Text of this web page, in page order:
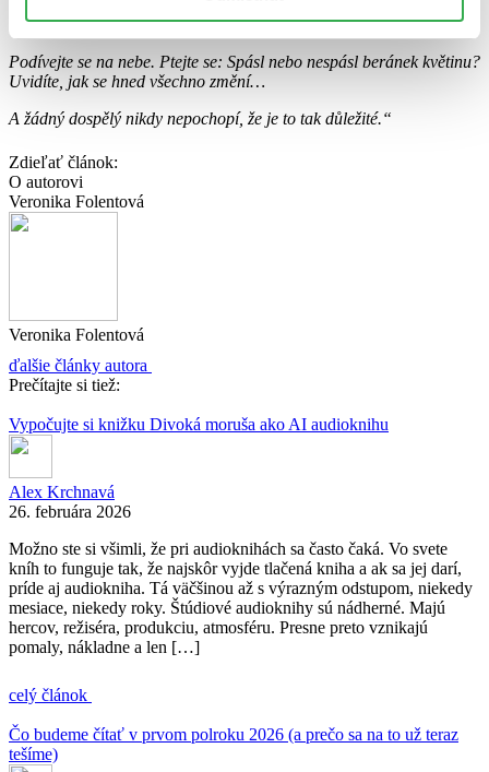
vás, kteří máte malého prince rádi, nebude vesmír stejný, jestliže
někde nějaký beránek, kterého neznáme, spásl, nebo nespásl růži…
Podívejte se na nebe. Ptejte se: Spásl nebo nespásl beránek květinu?
Uvidíte, jak se hned všechno změní…
A žádný dospělý nikdy nepochopí, že je to tak důležité.“
Zdieľať článok:
O autorovi
Veronika Folentová
Veronika Folentová
ďalšie články autora
Prečítajte si tiež:
Vypočujte si knižku Divoká moruša ako AI audioknihu
Alex Krchnavá
26. februára 2026
Možno ste si všimli, že pri audioknihách sa často čaká. Vo svete
kníh to funguje tak, že najskôr vyjde tlačená kniha a ak sa jej darí,
príde aj audiokniha. Tá väčšinou až s výrazným odstupom, niekedy
mesiace, niekedy roky. Štúdiové audioknihy sú nádherné. Majú
hercov, režiséra, produkciu, atmosféru. Presne preto vznikajú
pomaly, nákladne a len […]
celý článok
Čo budeme čítať v prvom polroku 2026 (a prečo sa na to už teraz
tešíme)